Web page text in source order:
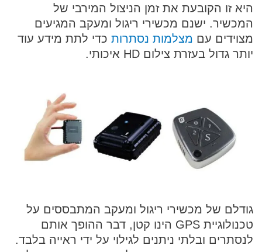
היא זו הקובעת את זמן הניצול המירבי של
המכשיר. ישנם מכשירי ריגול ומעקב המגיעים
מצוידים עם מצלמות נסתרות כדי לתת מידע עוד
יותר גדול בעזרת צילום HD איכותי.
גודלם של מכשירי ריגול ומעקב המתבססים על
טכנולוגיית GPS הינו קטן, דבר ההופך אותם
לנסתרים ובלתי ניתנים לגילוי על ידי ראייה בלבד.